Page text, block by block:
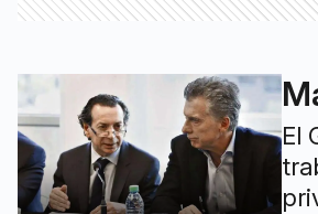
El